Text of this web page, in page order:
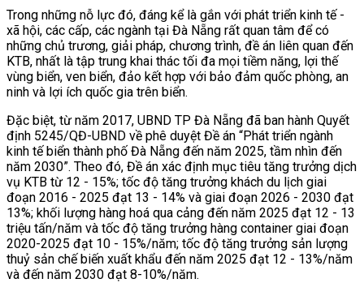
Trong những nỗ lực đó, đáng kể là gắn với phát triển kinh tế -
xã hội, các cấp, các ngành tại Đà Nẵng rất quan tâm để có
những chủ trương, giải pháp, chương trình, đề án liên quan đến
KTB, nhất là tập trung khai thác tối đa mọi tiềm năng, lợi thế
vùng biển, ven biển, đảo kết hợp với bảo đảm quốc phòng, an
ninh và lợi ích quốc gia trên biển.
Đặc biệt, từ năm 2017, UBND TP Đà Nẵng đã ban hành Quyết
định 5245/QĐ-UBND về phê duyệt Đề án “Phát triển ngành
kinh tế biển thành phố Đà Nẵng đến năm 2025, tầm nhìn đến
năm 2030”. Theo đó, Đề án xác định mục tiêu tăng trưởng dịch
vụ KTB từ 12 - 15%; tốc độ tăng trưởng khách du lịch giai
đoạn 2016 - 2025 đạt 13 - 14% và giai đoạn 2026 - 2030 đạt
13%; khối lượng hàng hoá qua cảng đến năm 2025 đạt 12 - 13
triệu tấn/năm và tốc độ tăng trưởng hàng container giai đoạn
2020-2025 đạt 10 - 15%/năm; tốc độ tăng trưởng sản lượng
thuỷ sản chế biến xuất khẩu đến năm 2025 đạt 12 - 13%/năm
và đến năm 2030 đạt 8-10%/năm.